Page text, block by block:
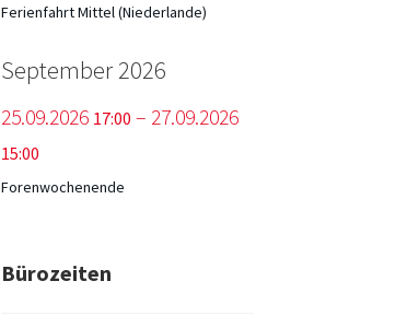
Ferienfahrt Mittel (Niederlande)
September 2026
25.09.2026 17:00 – 27.09.2026
15:00
Forenwochenende
Bürozeiten